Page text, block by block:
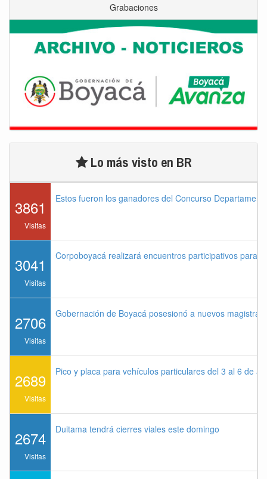
Grabaciones
Lo más visto en BR
3861
Visitas
Estos fueron los ganadores del Concurso
3041
Visitas
Corpoboyacá realizará encuentros participativos para
2706
Visitas
Gobernación de Boyacá posesionó a nuevos
2689
Visitas
Pico y placa para vehículos particulares del 3 al 6 de
2674
Visitas
Duitama tendrá cierres viales este domingo